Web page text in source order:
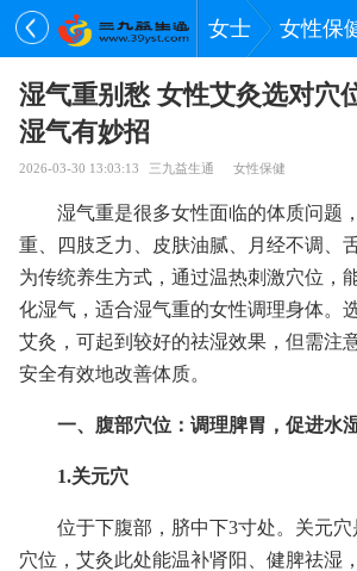
女士 女性保
湿气重别愁 女性艾灸选对穴
湿气有妙招
2026-03-30 13:03:13 三九益生通 女性保健
湿气重是很多女性面临的体质问题
重、四肢乏力、皮肤油腻、月经不调、
为传统养生方式，通过温热刺激穴位，
化湿气，适合湿气重的女性调理身体。
艾灸，可起到较好的祛湿效果，但需注
安全有效地改善体质。
一、腹部穴位：调理脾胃，促进水
1.关元穴
位于下腹部，脐中下3寸处。关元
穴位，艾灸此处能温补肾阳、健脾祛湿